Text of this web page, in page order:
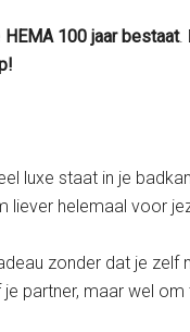
HEMA 100 jaar bestaat.
luxe staat in je
liever helemaal voor
zonder dat je zelf
partner, maar wel om